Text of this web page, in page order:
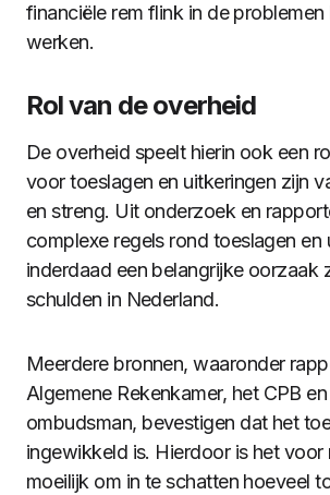
financiële rem flink in de problemen
werken.
Rol van de overheid
De overheid speelt hierin ook een
voor toeslagen en uitkeringen zijn
en streng. Uit onderzoek en
complexe regels rond toeslagen en
inderdaad een belangrijke oorzaak
schulden in Nederland.
Meerdere bronnen, waaronder
Algemene Rekenkamer, het CPB
ombudsman, bevestigen dat het
ingewikkeld is. Hierdoor is het voor
moeilijk om in te schatten hoeveel